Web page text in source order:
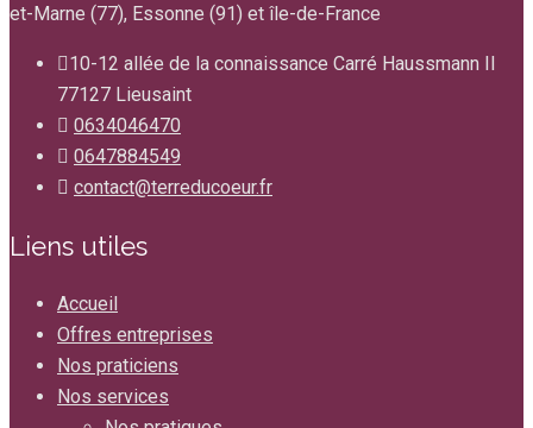
et-Marne (77), Essonne (91) et île-de-France
10-12 allée de la connaissance Carré Haussmann II
77127 Lieusaint
0634046470
0647884549
contact@terreducoeur.fr
Liens utiles
Accueil
Offres entreprises
Nos praticiens
Nos services